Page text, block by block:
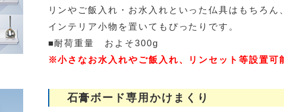
リンやご飯入れ・お水入れといった仏具はもちろん
インテリア小物を置いてもぴったりです。
■耐荷重量 およそ300g
※小さなお水入れやご飯入れ、リンセット等設置可
石膏ボード専用かけまくり